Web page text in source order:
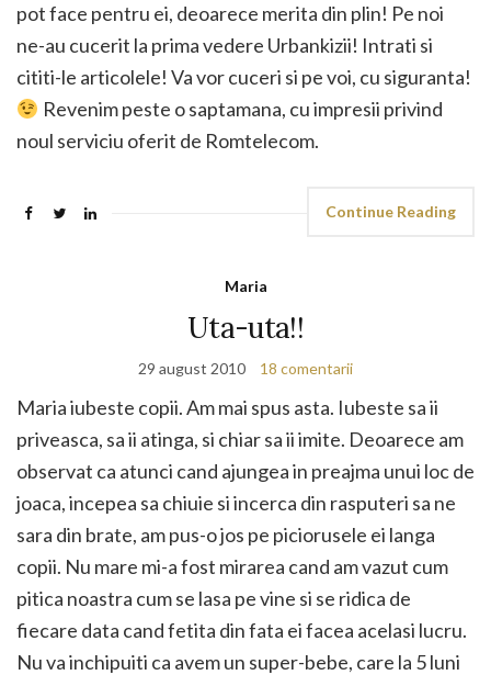
pot face pentru ei, deoarece merita din plin! Pe noi
ne-au cucerit la prima vedere Urbankizii! Intrati si
cititi-le articolele! Va vor cuceri si pe voi, cu siguranta!
Revenim peste o saptamana, cu impresii privind
noul serviciu oferit de Romtelecom.
Continue Reading
Maria
Uta-uta!!
29 august 2010 18 comentarii
Maria iubeste copii. Am mai spus asta. Iubeste sa ii
priveasca, sa ii atinga, si chiar sa ii imite. Deoarece am
observat ca atunci cand ajungea in preajma unui loc de
joaca, incepea sa chiuie si incerca din rasputeri sa ne
sara din brate, am pus-o jos pe piciorusele ei langa
copii. Nu mare mi-a fost mirarea cand am vazut cum
pitica noastra cum se lasa pe vine si se ridica de
fiecare data cand fetita din fata ei facea acelasi lucru.
Nu va inchipuiti ca avem un super-bebe, care la 5 luni